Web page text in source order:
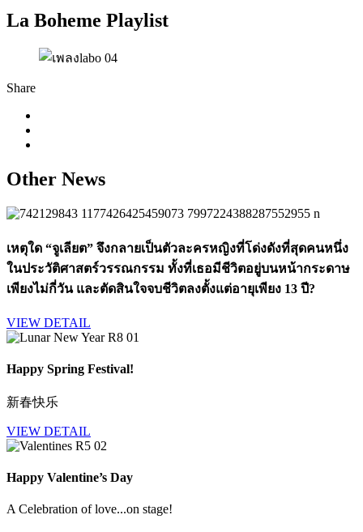
La Boheme Playlist
Share
Other News
เหตุใด “จูเลียต” จึงกลายเป็นตัวละครหญิงที่โด่งดังที่สุดคนหนึ่ง
ในประวัติศาสตร์วรรณกรรม ทั้งที่เธอมีชีวิตอยู่บนหน้ากระดาษ
เพียงไม่กี่วัน และตัดสินใจจบชีวิตลงตั้งแต่อายุเพียง 13 ปี?
VIEW DETAIL
Happy Spring Festival!
新春快乐
VIEW DETAIL
Happy Valentine’s Day
A Celebration of love...on stage!